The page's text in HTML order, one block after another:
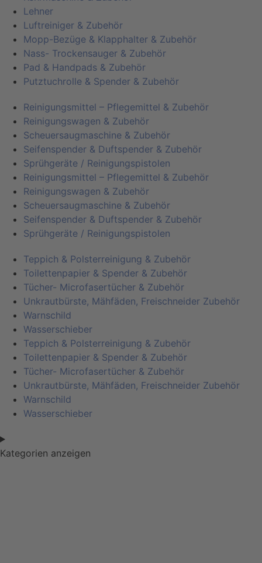
Lehner
Luftreiniger & Zubehör
Mopp-Bezüge & Klapphalter & Zubehör
Nass- Trockensauger & Zubehör
Pad & Handpads & Zubehör
Putztuchrolle & Spender & Zubehör
Reinigungsmittel – Pflegemittel & Zubehör
Reinigungswagen & Zubehör
Scheuersaugmaschine & Zubehör
Seifenspender & Duftspender & Zubehör
Sprühgeräte / Reinigungspistolen
Reinigungsmittel – Pflegemittel & Zubehör
Reinigungswagen & Zubehör
Scheuersaugmaschine & Zubehör
Seifenspender & Duftspender & Zubehör
Sprühgeräte / Reinigungspistolen
Teppich & Polsterreinigung & Zubehör
Toilettenpapier & Spender & Zubehör
Tücher- Microfasertücher & Zubehör
Unkrautbürste, Mähfäden, Freischneider Zubehör
Warnschild
Wasserschieber
Teppich & Polsterreinigung & Zubehör
Toilettenpapier & Spender & Zubehör
Tücher- Microfasertücher & Zubehör
Unkrautbürste, Mähfäden, Freischneider Zubehör
Warnschild
Wasserschieber
Kategorien anzeigen